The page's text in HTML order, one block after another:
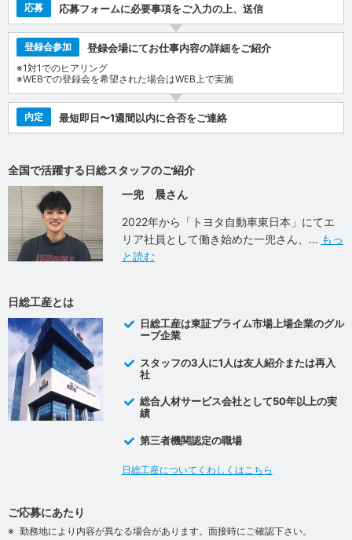
応募 応募フォームに必要事項をご入力の上、送信
登録会参加 登録会場にてお仕事内容の詳細をご紹介
※1対1でのヒアリング
※WEBでの登録会を希望された場合はWEB上で実施
内定 最短即日〜1週間以内に合否をご連絡
全国で活躍する日総スタッフのご紹介
一兜 晨さん
2022年から「トヨタ自動車東日本」にてエ
リア社員として働き始めた一兜さん、
もっ
と読む
日総工産とは
日総工産は東証プライム市場上場企業のグル
ープ企業
スタッフの3人に1人は友人紹介または再入
社
総合人材サービス会社として50年以上の実
績
第三者機関認定の職場
日総工産についてくわしくはこちら
ご応募にあたり
勤務地により内容が異なる場合があります。面接時にご確認下さい。